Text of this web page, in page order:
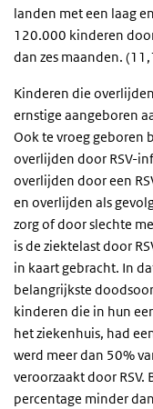
landen met een laag
120.000 kinderen
dan zes maanden.
Kinderen die
ernstige aangeboren
Ook te vroeg geboren
overlijden door RSV-
overlijden door een
en overlijden als
zorg of door slechte
is de ziektelast door
in kaart gebracht. In
belangrijkste
kinderen die in hun
het ziekenhuis, had
werd meer dan 50%
veroorzaakt door RSV.
percentage minder